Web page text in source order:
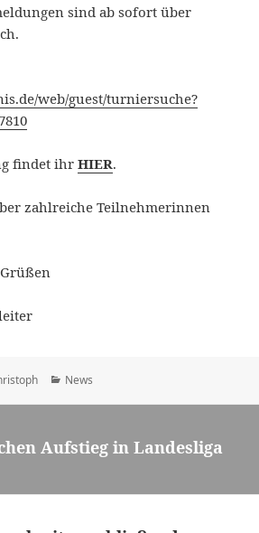
sind ab sofort über
web/guest/turniersuche?
findet ihrHIER.
zahlreiche Teilnehmerinnen
Kategorien
News
Aufstieg in Landesliga